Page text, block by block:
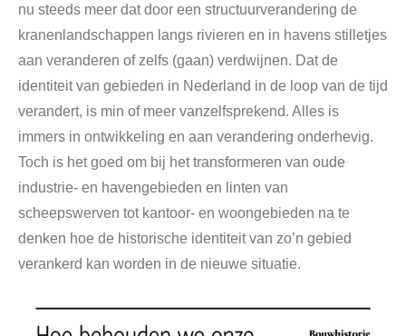
nu steeds meer dat door een structuurverandering de
kranenlandschappen langs rivieren en in havens stilletjes
aan veranderen of zelfs (gaan) verdwijnen. Dat de
identiteit van gebieden in Nederland in de loop van de tijd
verandert, is min of meer vanzelfsprekend. Alles is
immers in ontwikkeling en aan verandering onderhevig.
Toch is het goed om bij het transformeren van oude
industrie- en havengebieden en linten van
scheepswerven tot kantoor- en woongebieden na te
denken hoe de historische identiteit van zo’n gebied
verankerd kan worden in de nieuwe situatie.